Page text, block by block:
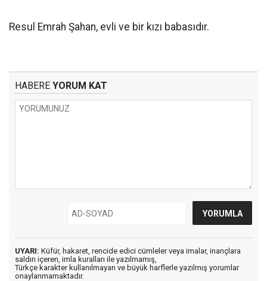
Resul Emrah Şahan, evli ve bir kızı babasıdır.
HABERE YORUM KAT
UYARI: Küfür, hakaret, rencide edici cümleler veya imalar, inançlara
saldırı içeren, imla kuralları ile yazılmamış,
Türkçe karakter kullanılmayan ve büyük harflerle yazılmış yorumlar
onaylanmamaktadır.